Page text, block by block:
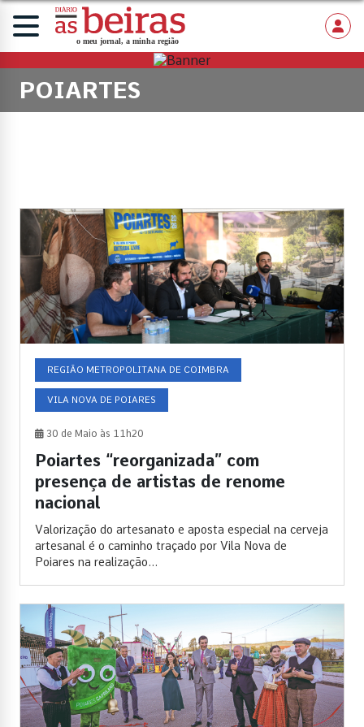
POIARTES
REGIÃO METROPOLITANA DE COIMBRA
VILA NOVA DE POIARES
30 de Maio às 11h20
Poiartes “reorganizada” com
presença de artistas de renome
nacional
Valorização do artesanato e aposta especial na cerveja
artesanal é o caminho traçado por Vila Nova de
Poiares na realização...